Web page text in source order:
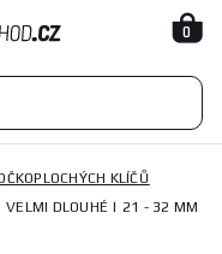
0
KLÍČŮ
VELMI DLOUHÉ | 21 - 32 MM